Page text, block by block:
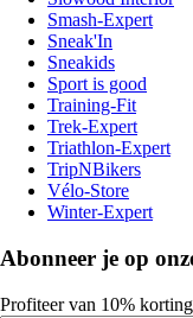
Smash-Expert
Sneak'In
Sneakids
Sport is good
Training-Fit
Trek-Expert
Triathlon-Expert
TripNBikers
Vélo-Store
Winter-Expert
Abonneer je op
Profiteer van 10%